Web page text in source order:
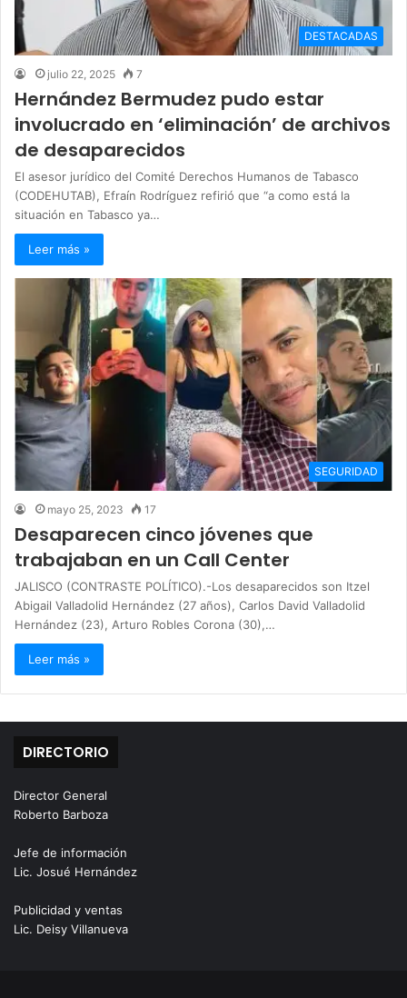
DESTACADAS
julio 22, 2025 7
Hernández Bermudez pudo estar
involucrado en ‘eliminación’ de archivos
de desaparecidos
El asesor jurídico del Comité Derechos Humanos de Tabasco
(CODEHUTAB), Efraín Rodríguez refirió que “a como está la
situación en Tabasco ya…
Leer más »
SEGURIDAD
mayo 25, 2023 17
Desaparecen cinco jóvenes que
trabajaban en un Call Center
JALISCO (CONTRASTE POLÍTICO).-Los desaparecidos son Itzel
Abigail Valladolid Hernández (27 años), Carlos David Valladolid
Hernández (23), Arturo Robles Corona (30),…
Leer más »
DIRECTORIO
Director General
Roberto Barboza
Jefe de información
Lic. Josué Hernández
Publicidad y ventas
Lic. Deisy Villanueva